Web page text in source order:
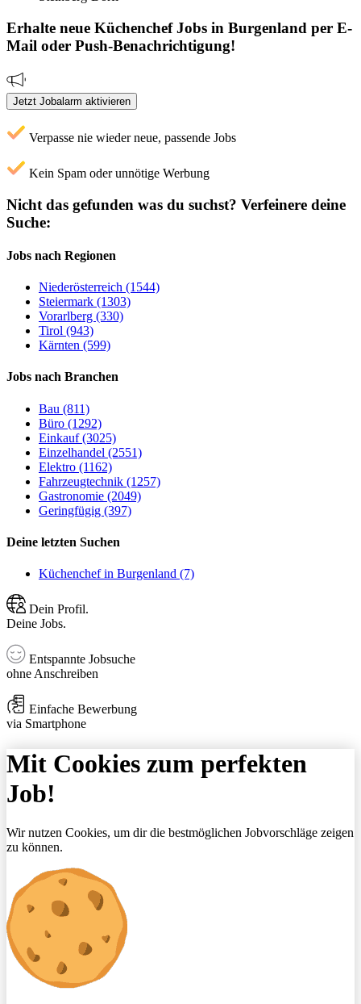
Erhalte neue KüchenchefJobs in Burgenland per E-
Mail oder Push-Benachrichtigung!
Jetzt Jobalarm aktivieren
Verpasse nie wieder neue, passende Jobs
Kein Spam oder unnötige Werbung
Nicht das gefunden was du suchst? Verfeinere deine
Suche:
Jobs nach Regionen
Niederösterreich (1544)
Steiermark (1303)
Vorarlberg (330)
Tirol (943)
Kärnten (599)
Jobs nach Branchen
Bau (811)
Büro (1292)
Einkauf (3025)
Einzelhandel (2551)
Elektro (1162)
Fahrzeugtechnik (1257)
Gastronomie (2049)
Geringfügig (397)
Deine letzten Suchen
Küchenchef in Burgenland (7)
Dein Profil.
Deine Jobs.
Entspannte Jobsuche
ohne Anschreiben
Einfache Bewerbung
via Smartphone
Mit Cookies zum perfekten
Job!
Wir nutzen Cookies, um dir die bestmöglichen Jobvorschläge zeigen
zu können.